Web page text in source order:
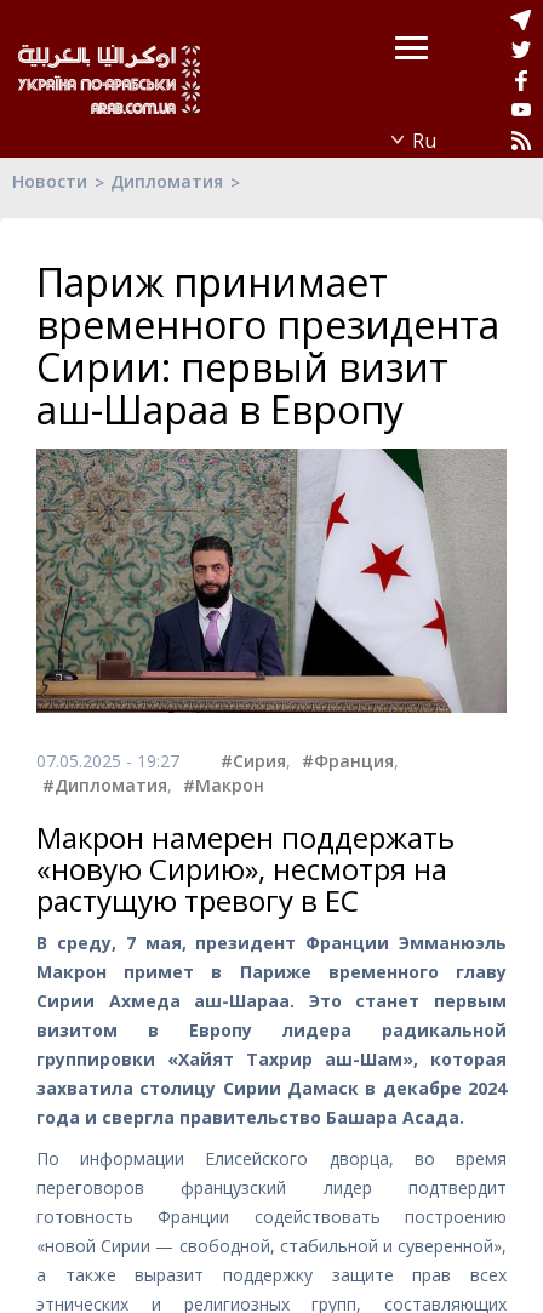
Новости Дипломатия
Париж принимает
временного президента
Сирии: первый визит
аш-Шараа в Европу
07.05.2025 - 19:27 #Сирия, #Франция,
#Дипломатия, #Макрон
Макрон намерен поддержать
«новую Сирию», несмотря на
растущую тревогу в ЕС
В среду, 7 мая, президент Франции Эмманюэль
Макрон примет в Париже временного главу
Сирии Ахмеда аш-Шараа. Это станет первым
визитом в Европу лидера радикальной
группировки «Хайят Тахрир аш-Шам», которая
захватила столицу Сирии Дамаск в декабре 2024
года и свергла правительство Башара Асада.
По информации Елисейского дворца, во время
переговоров французский лидер подтвердит
готовность Франции содействовать построению
«новой Сирии — свободной, стабильной и суверенной»,
а также выразит поддержку защите прав всех
этнических и религиозных групп, составляющих